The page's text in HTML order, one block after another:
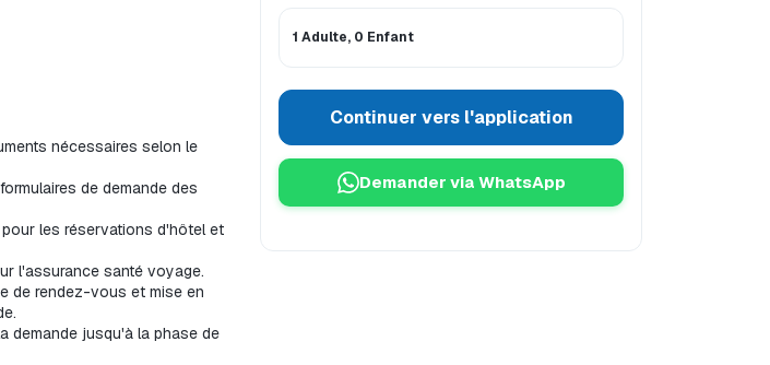
nécessaires selon le
de demande des
les réservations d'hôtel et
l'assurance santé voyage.
de rendez-vous et mise en
demande jusqu'à la phase de
1 Adulte, 0 Enfant
Continuer vers l'application
Demander via WhatsApp